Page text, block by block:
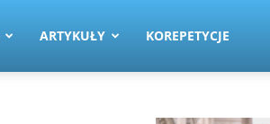
ARTYKUŁY KOREPETYCJE